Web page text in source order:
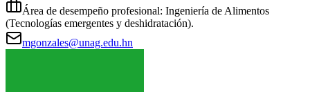
Área de desempeño profesional: Ingeniería de Alimentos
(Tecnologías emergentes y deshidratación).
mgonzales@unag.edu.hn